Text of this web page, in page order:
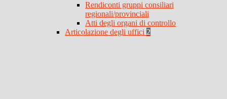
Rendiconti gruppi consiliari
regionali/provinciali
Atti degli organi di controllo
Articolazione degli uffici 2